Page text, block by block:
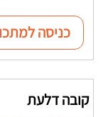
כניסה
קובה דלעת